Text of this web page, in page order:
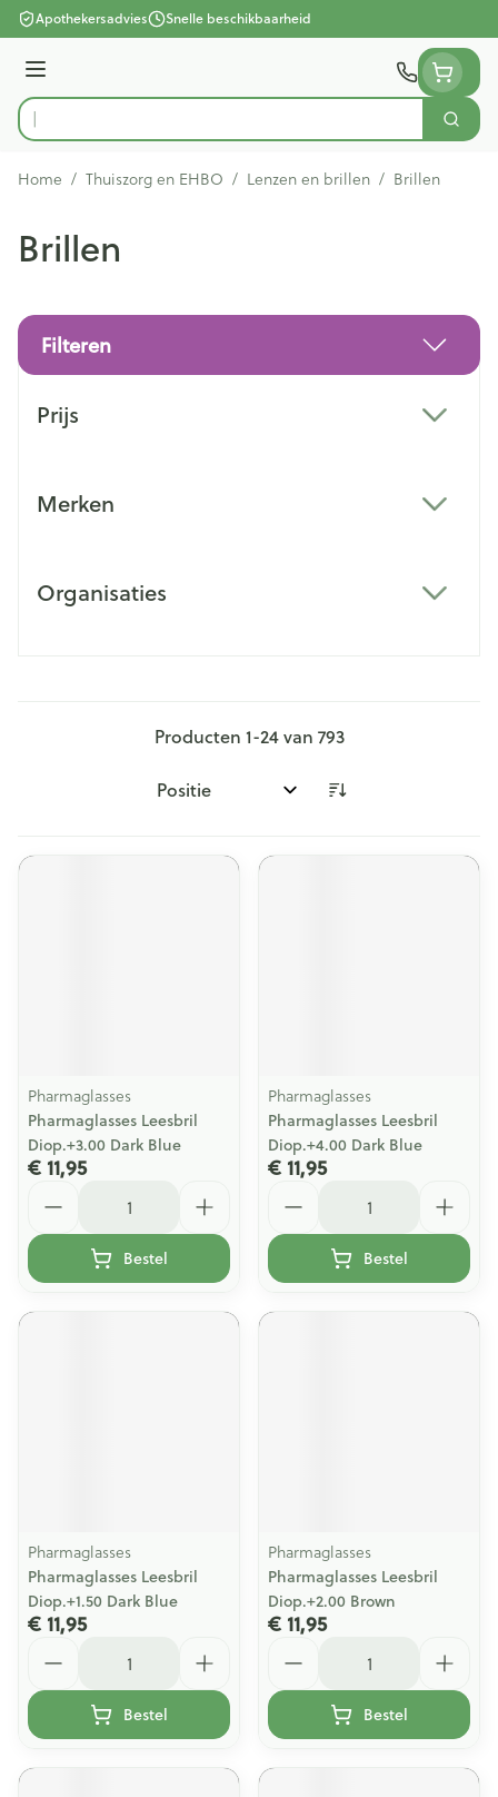
Ga naar de inhoud
Apothekersadvies Snelle beschikbaarheid
Menu
Product, merk, categorie... Zoek
Home / Thuiszorg en EHBO / Lenzen en brillen / Brillen
Brillen
Filteren
Prijs
Merken
Organisaties
Producten 1-24van 793
Sorteer op:
Pharmaglasses
Pharmaglasses Leesbril
Diop.+3.00 Dark Blue
€ 11,95
Bestel
Pharmaglasses
Pharmaglasses Leesbril
Diop.+4.00 Dark Blue
€ 11,95
Bestel
Pharmaglasses
Pharmaglasses Leesbril
Diop.+1.50 Dark Blue
€ 11,95
Bestel
Pharmaglasses
Pharmaglasses Leesbril
Diop.+2.00 Brown
€ 11,95
Bestel